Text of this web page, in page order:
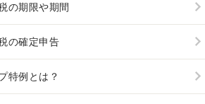
の期限や期間
の確定申告
特例とは？